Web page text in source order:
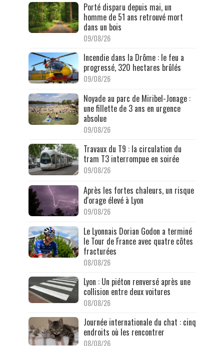
Porté disparu depuis mai, un
homme de 51 ans retrouvé mort
dans un bois
09/08/26
Incendie dans la Drôme : le feu a
progressé, 320 hectares brûlés
09/08/26
Noyade au parc de Miribel-Jonage :
une fillette de 3 ans en urgence
absolue
09/08/26
Travaux du T9 : la circulation du
tram T3 interrompue en soirée
09/08/26
Après les fortes chaleurs, un risque
d'orage élevé à Lyon
09/08/26
Le Lyonnais Dorian Godon a terminé
le Tour de France avec quatre côtes
fracturées
08/08/26
Lyon : Un piéton renversé après une
collision entre deux voitures
08/08/26
Journée internationale du chat : cinq
endroits où les rencontrer
08/08/26